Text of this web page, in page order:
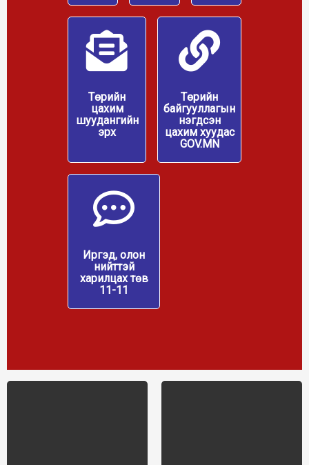
Төрийн
цахим
шуудангийн
эрх
Төрийн
байгууллагын
нэгдсэн
цахим хуудас
GOV.MN
Иргэд, олон
нийттэй
харилцах төв
11-11
Нүүр